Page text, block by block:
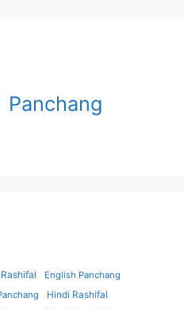
Panchang
English Panchang
Hindi Rashifal